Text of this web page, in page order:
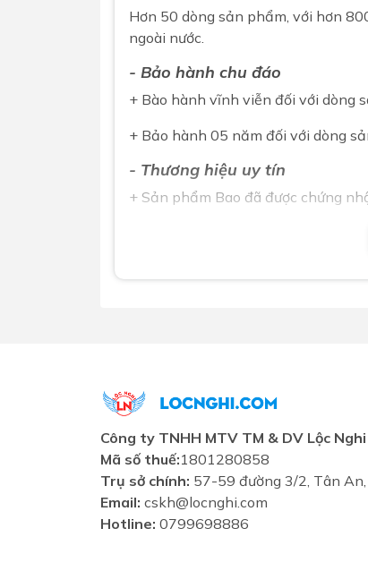
Hơn 50 dòng sản phẩm, với hơn
ngoài nước.
- Bảo hành chu đáo
+ Bào hành vĩnh viễn đối với dòng
+ Bảo hành 05 năm đối với dòng
- Thương hiệu uy tín
+ Sản phẩm Bao đã được chứng
Công ty TNHH MTV TM & DV Lộc Nghi
Mã số thuế:1801280858
Trụ sở chính: 57-59 đường 3/2, Tân
Email: cskh@locnghi.com
Hotline: 0799698886